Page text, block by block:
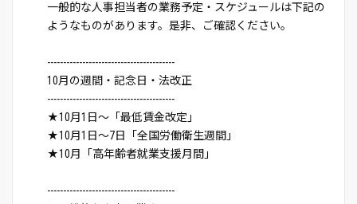
一般的な人事担当者の業務予定・スケジュールは下記の
ようなものがあります。是非、ご確認ください。
----------------------------------------
10月の週間・記念日・法改正
----------------------------------------
★10月1日～「最低賃金改定」
★10月1日～7日「全国労働衛生週間」
★10月「高年齢者就業支援月間」
----------------------------------------